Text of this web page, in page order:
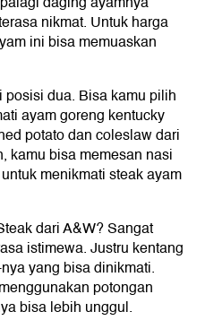
nikmat. Untuk harga
ini bisa memuaskan
dua. Bisa kamu pilih
ayam goreng kentucky
potato dan coleslaw dari
kamu bisa memesan nasi
menikmati steak ayam
dari A&W? Sangat
istimewa. Justru kentang
yang bisa dinikmati.
potongan
bisa lebih unggul.